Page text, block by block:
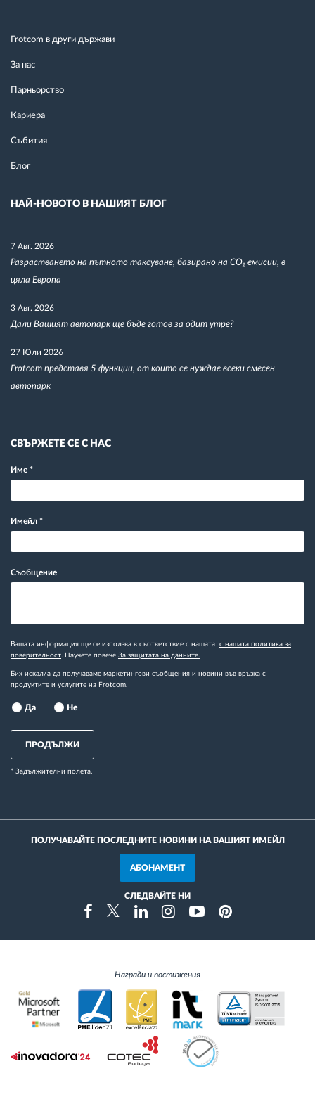
Frotcom в други държави
За нас
Парньорство
Кариера
Събития
Блог
НАЙ-НОВОТО В НАШИЯТ БЛОГ
7 Авг. 2026
Разрастването на пътното таксуване, базирано на CO₂ емисии, в
цяла Европа
3 Авг. 2026
Дали Вашият автопарк ще бъде готов за одит утре?
27 Юли 2026
Frotcom представя 5 функции, от които се нуждае всеки смесен
автопарк
СВЪРЖЕТЕ СЕ С НАС
Име *
Имейл *
Съобщение
Вашата информация ще се използва в съответствие с нашата с нашата политика за
поверителност . Научете повече За защитата на данните.
Бих искал/а да получаваме маркетингови съобщения и новини във връзка с
продуктите и услугите на Frotcom.
Да Не
ПРОДЪЛЖИ
* Задължителни полета.
ПОЛУЧАВАЙТЕ ПОСЛЕДНИТЕ НОВИНИ НА ВАШИЯТ ИМЕЙЛ
АБОНАМЕНТ
СЛЕДВАЙТЕ НИ
FacebookTwitterLinkedinInstragramYoutubePinterest
Награди и постижения